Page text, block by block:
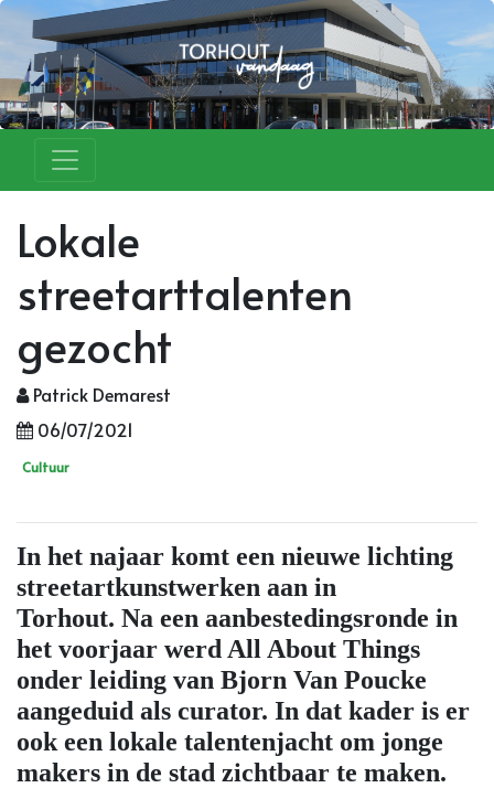
Lokale
streetarttalenten
gezocht
Patrick Demarest
06/07/2021
Cultuur
In het najaar komt een nieuwe lichting
streetartkunstwerken aan in
Torhout. Na een aanbestedingsronde in
het voorjaar werd All About Things
onder leiding van Bjorn Van Poucke
aangeduid als curator. In dat kader is er
ook een lokale talentenjacht om jonge
makers in de stad zichtbaar te maken.